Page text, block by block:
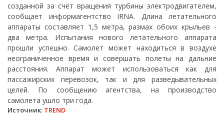
созданной за счёт вращения турбины электродвигателем,
сообщает информагентство IRNA. Длина летательного
аппараты составляет 1,5 метра, размах обоих крыльев -
два метра. Испытания нового летательного аппарата
прошли успешно. Самолет может находиться в воздухе
неограниченное время и совершать полеты на дальние
расстояния. Аппарат может использоваться как для
пассажирских перевозок, так и для разведывательных
целей. По сообщению агентства, на производство
самолета ушло три года.
Источник: TREND